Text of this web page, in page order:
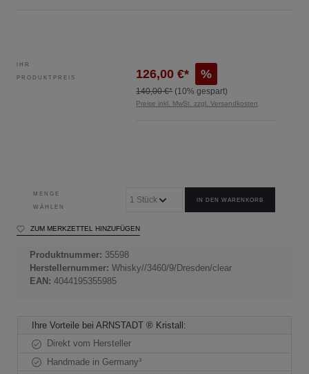
IHR
PRODUKTPREIS 126,00 €* %
140,00 €* (10% gespart)
Preise inkl. MwSt. zzgl. Versandkosten
MENGE
WÄHLEN
IN DEN WARENKORB
ZUM MERKZETTEL HINZUFÜGEN
Produktnummer: 35598
Herstellernummer:Whisky//3460/9/Dresden/clear
EAN:4044195355985
Ihre Vorteile bei ARNSTADT ® Kristall:
Direkt vom Hersteller
Handmade in Germany³